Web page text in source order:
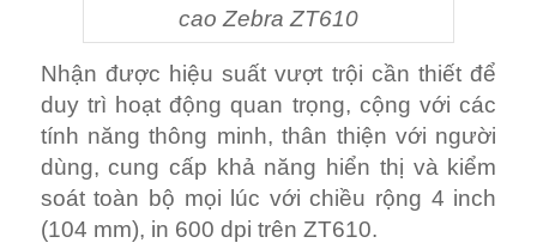
cao Zebra ZT610
Nhận được hiệu suất vượt trội cần thiết để
duy trì hoạt động quan trọng, cộng với các
tính năng thông minh, thân thiện với người
dùng, cung cấp khả năng hiển thị và kiểm
soát toàn bộ mọi lúc với chiều rộng 4 inch
(104 mm), in 600 dpi trên ZT610.